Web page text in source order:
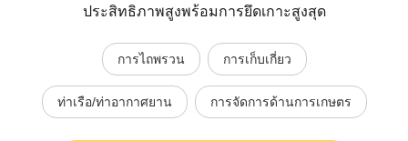
ประสิทธิภาพสูงพร้อมการยึดเกาะสูงสุด
การไถพรวน การเก็บเกี่ยว
ท่าเรือ/ท่าอากาศยาน การจัดการด้านการเกษตร